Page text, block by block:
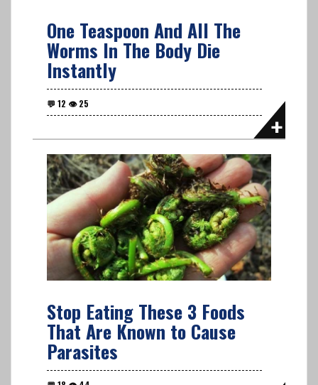
One Teaspoon And All The
Worms In The Body Die
Instantly
Stop Eating These 3 Foods
That Are Known to Cause
Parasites